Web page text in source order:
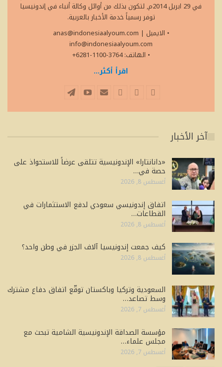
في 29 ابريل 2014م, لتكون بذلك من أوائل وكالة أنباء في إندونيسيا
توفر رسمياً خدمة الأخبار بالعربية.
• الايميل
anas@indonesiaalyoum.com |
info@indonesiaalyoum.com
• الهاتف: 3764-1100-6281+
اقرأ أكثر...
آخر الأخبار
«دانانتارا» الإندونيسية تتلقى عرضاً للاستحواذ على
حصة في…
أغسطس 8, 2026
اتفاق إندونيسي سعودي لدفع الاستثمارات في
القطاعات…
أغسطس 8, 2026
كيف جمعت إندونيسيا آلاف الجزر في وطن واحد؟
أغسطس 8, 2026
السعودية وتركيا وباكستان توقّع اتفاق دفاع مشترك
وسط تصاعد…
أغسطس 7, 2026
مؤسسة الصداقة الإندونيسية الشامية تبحث مع
مجلس علماء…
أغسطس 7, 2026